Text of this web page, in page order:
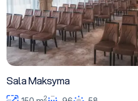
Sala Maksyma
2